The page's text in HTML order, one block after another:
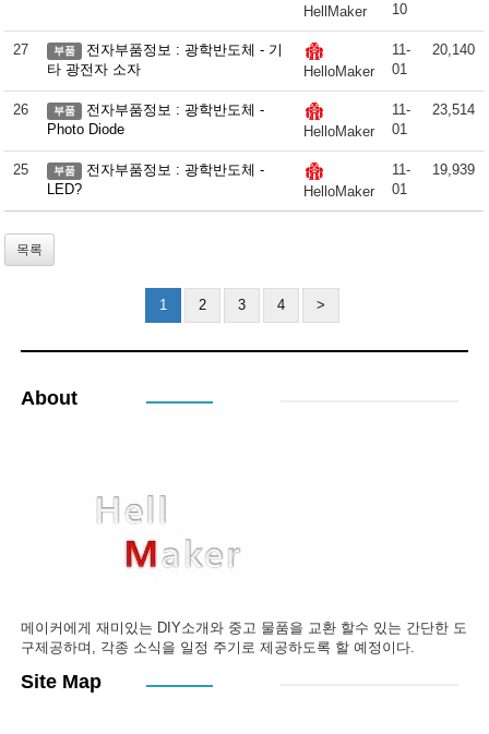
HellMaker 10
27 부품
전자부품정보 : 광학반도체 - 기
타 광전자 소자
HelloMaker
11-
01
20,140
26 부품
전자부품정보 : 광학반도체 -
Photo Diode
HelloMaker
11-
01
23,514
25 부품
전자부품정보 : 광학반도체 -
LED?
HelloMaker
11-
01
19,939
목록
1 2 3 4 >
About
메이커에게 재미있는 DIY소개와 중고 물품을 교환 할수 있는 간단한 도
구제공하며, 각종 소식을 일정 주기로 제공하도록 할 예정이다.
Site Map